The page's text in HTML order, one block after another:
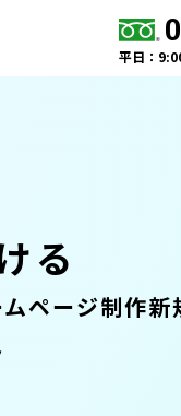
平日：
る
ページ制作新